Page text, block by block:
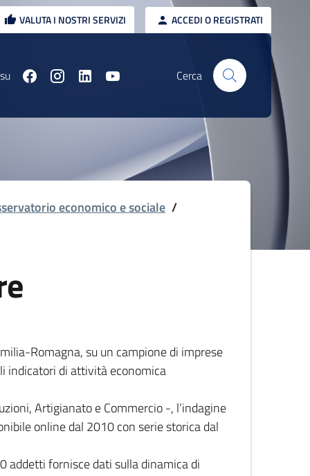
VALUTA I NOSTRI SERVIZI ACCEDI O REGISTRATI
Cerca
economico e sociale /
Romagna, su un campione di imprese
indicatori di attività economica
Artigianato e Commercio -, l’indagine
online dal 2010 con serie storica dal
addetti fornisce dati sulla dinamica di